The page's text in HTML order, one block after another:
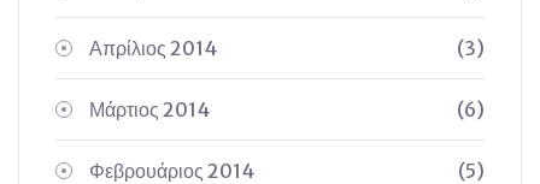
Απρίλιος 2014 (3)
Μάρτιος 2014 (6)
Φεβρουάριος 2014 (5)